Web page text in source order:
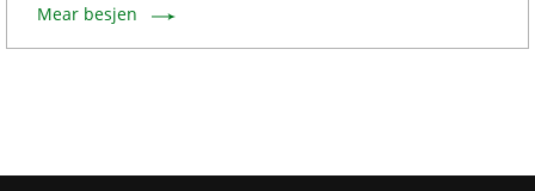
Mear besjen